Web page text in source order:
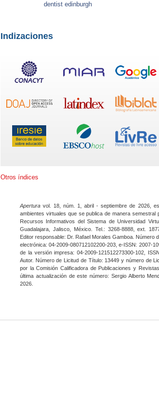
dentist edinburgh
Indizaciones
Otros índices
Apertura vol. 18, núm. 1, abril - septiembre de 2026,
ambientes virtuales que se publica de manera
Recursos Informativos del Sistema de Universidad
Guadalajara, Jalisco, México. Tel.: 3268-8888, ext.
Editor responsable: Dr. Rafael Morales Gamboa.
electrónica: 04-2009-080712102200-203, e-ISSN: 2007-
de la versión impresa: 04-2009-121512273300-102,
Autor. Número de Licitud de Título: 13449 y número de
por la Comisión Calificadora de Publicaciones y
última actualización de este número: Sergio Alberto
2026.